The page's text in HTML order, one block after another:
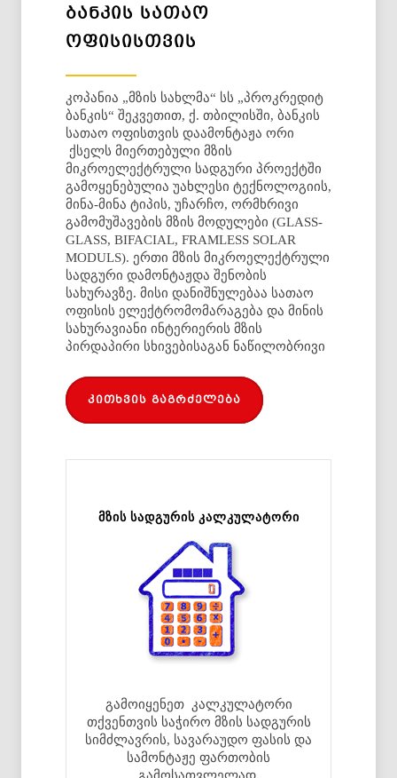
ᲑᲐᲜᲙᲘᲡ ᲡᲐᲗᲐᲝ
ᲝᲤᲘᲡᲘᲡᲗᲕᲘᲡ
კოპანია „მზის სახლმა“ სს „პროკრედიტ
ბანკის“ შეკვეთით, ქ. თბილისში, ბანკის
სათაო ოფისთვის დაამონტაჟა ორი
ქსელს მიერთებული მზის
მიკროელექტრული სადგური პროექტში
გამოყენებულია უახლესი ტექნოლოგიის,
მინა-მინა ტიპის, უჩარჩო, ორმხრივი
გამომუშავების მზის მოდულები (GLASS-
GLASS, BIFACIAL, FRAMLESS SOLAR
MODULS). ერთი მზის მიკროელექტრული
სადგური დამონტაჟდა შენობის
სახურავზე. მისი დანიშნულებაა სათაო
ოფისის ელექტრომომარაგება და მინის
სახურავიანი ინტერიერის მზის
პირდაპირი სხივებისაგან ნაწილობრივი
კითხვის გაგრძელება
მზის სადგურის კალკულატორი
გამოიყენეთ კალკულატორი
თქვენთვის საჭირო მზის სადგურის
სიმძლავრის, სავარაუდო ფასის და
სამონტაჟე ფართობის